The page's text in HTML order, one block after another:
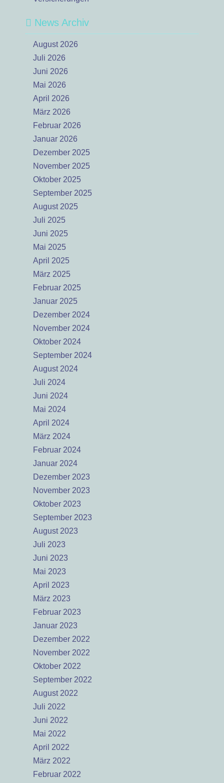
News Archiv
August 2026
Juli 2026
Juni 2026
Mai 2026
April 2026
März 2026
Februar 2026
Januar 2026
Dezember 2025
November 2025
Oktober 2025
September 2025
August 2025
Juli 2025
Juni 2025
Mai 2025
April 2025
März 2025
Februar 2025
Januar 2025
Dezember 2024
November 2024
Oktober 2024
September 2024
August 2024
Juli 2024
Juni 2024
Mai 2024
April 2024
März 2024
Februar 2024
Januar 2024
Dezember 2023
November 2023
Oktober 2023
September 2023
August 2023
Juli 2023
Juni 2023
Mai 2023
April 2023
März 2023
Februar 2023
Januar 2023
Dezember 2022
November 2022
Oktober 2022
September 2022
August 2022
Juli 2022
Juni 2022
Mai 2022
April 2022
März 2022
Februar 2022